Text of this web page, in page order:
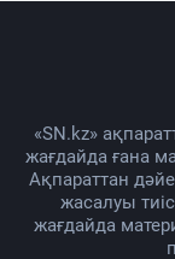
«SN.kz»
жағдайда ғана
Ақпараттан
жасалуы
жағдайда